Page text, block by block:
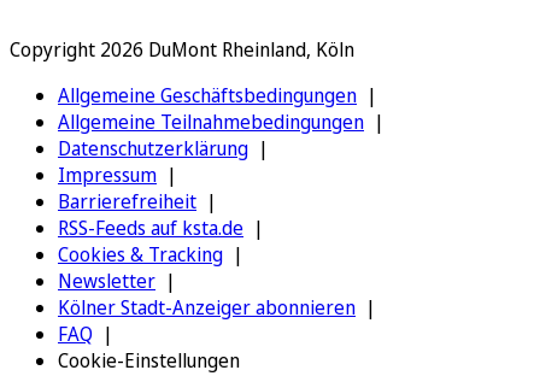
Copyright 2026 DuMont Rheinland, Köln
Allgemeine Geschäftsbedingungen
Allgemeine Teilnahmebedingungen
Datenschutzerklärung
Impressum
Barrierefreiheit
RSS-Feeds auf ksta.de
Cookies & Tracking
Newsletter
Kölner Stadt-Anzeiger abonnieren
FAQ
Cookie-Einstellungen